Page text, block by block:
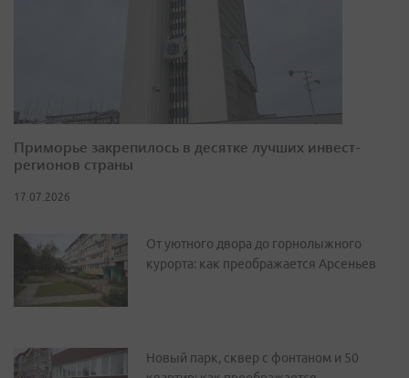
Приморье закрепилось в десятке лучших инвест-
регионов страны
17.07.2026
От уютного двора до горнолыжного
курорта: как преображается Арсеньев
Новый парк, сквер с фонтаном и 50